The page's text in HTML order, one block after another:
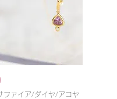
ファイア/ダイヤ/アコヤ